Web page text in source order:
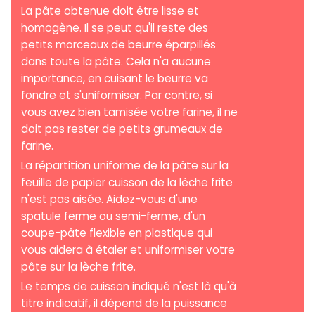
La pâte obtenue doit être lisse et
homogène. Il se peut qu'il reste des
petits morceaux de beurre éparpillés
dans toute la pâte. Cela n'a aucune
importance, en cuisant le beurre va
fondre et s'uniformiser. Par contre, si
vous avez bien tamisée votre farine, il ne
doit pas rester de petits grumeaux de
farine.
La répartition uniforme de la pâte sur la
feuille de papier cuisson de la lèche frite
n'est pas aisée. Aidez-vous d'une
spatule ferme ou semi-ferme, d'un
coupe-pâte flexible en plastique qui
vous aidera à étaler et uniformiser votre
pâte sur la lèche frite.
Le temps de cuisson indiqué n'est là qu'à
titre indicatif, il dépend de la puissance